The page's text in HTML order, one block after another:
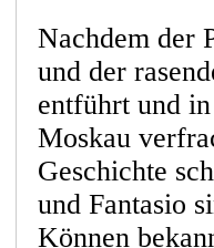
Nachdem der
und der
entführt und
Moskau
Geschichte
und Fantasio
Können